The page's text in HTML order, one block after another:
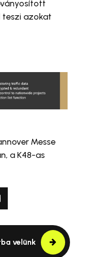
teszi azokat
Messe
a K48-as
velünk